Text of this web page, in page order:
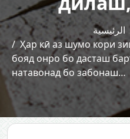
الرئيسية
Ҳар кӣ аз шумо кори
бояд онро бо дасташ
натавонад бо забонаш…